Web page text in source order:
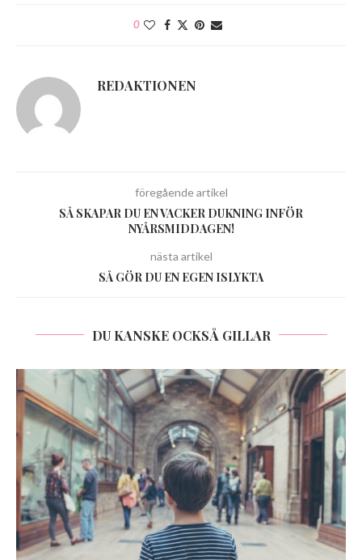
0
REDAKTIONEN
föregående artikel
SÅ SKAPAR DU EN VACKER DUKNING INFÖR
NYÅRSMIDDAGEN!
nästa artikel
SÅ GÖR DU EN EGEN ISLYKTA
DU KANSKE OCKSÅ GILLAR